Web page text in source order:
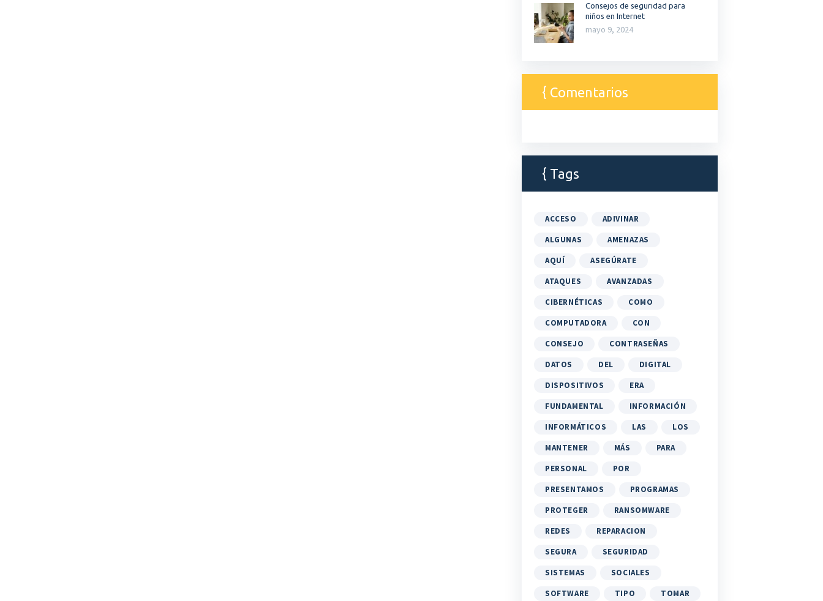
Consejos de seguridad para
niños en Internet
mayo 9, 2024
Comentarios
Tags
ACCESO
ADIVINAR
ALGUNAS
AMENAZAS
AQUÍ
ASEGÚRATE
ATAQUES
AVANZADAS
CIBERNÉTICAS
COMO
COMPUTADORA
CON
CONSEJO
CONTRASEÑAS
DATOS
DEL
DIGITAL
DISPOSITIVOS
ERA
FUNDAMENTAL
INFORMACIÓN
INFORMÁTICOS
LAS
LOS
MANTENER
MÁS
PARA
PERSONAL
POR
PRESENTAMOS
PROGRAMAS
PROTEGER
RANSOMWARE
REDES
REPARACION
SEGURA
SEGURIDAD
SISTEMAS
SOCIALES
SOFTWARE
TIPO TOMAR